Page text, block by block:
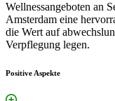
Wellnessangeboten an
Amsterdam eine
die Wert auf
Verpflegung legen.
Positive Aspekte